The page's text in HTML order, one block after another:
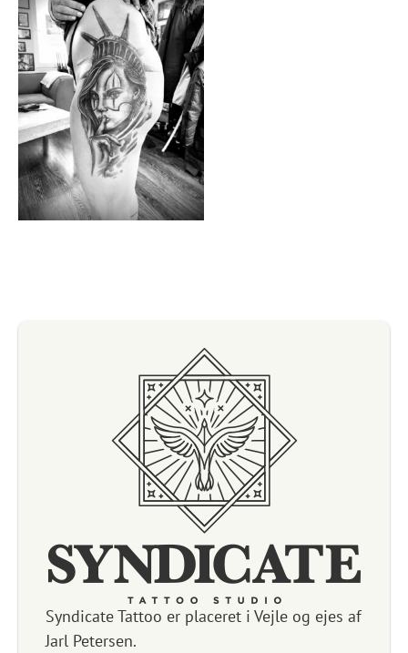
Syndicate Tattoo er placeret i Vejle og ejes af
Jarl Petersen.